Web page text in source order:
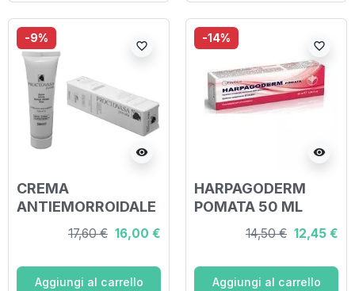
-9%
visibility
favorite_border
CREMA
ANTIEMORROIDALE
PROCTOVASA 50
17,60 € 16,00 €
Aggiungi al carrello
-14%
visibility
favorite_border
HARPAGODERM
POMATA 50 ML
14,50 € 12,45 €
Aggiungi al carrello